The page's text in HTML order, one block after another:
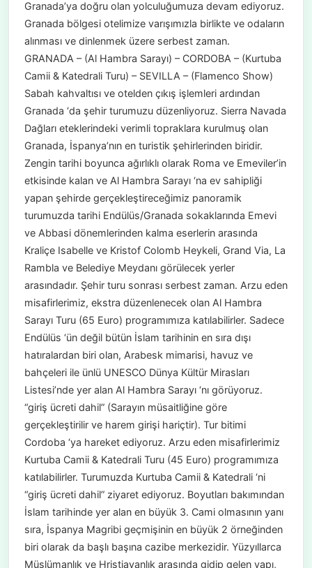
Granada’ya doğru olan yolculuğumuza devam ediyoruz.
Granada bölgesi otelimize varışımızla birlikte ve odaların
alınması ve dinlenmek üzere serbest zaman.
GRANADA – (Al Hambra Sarayı) – CORDOBA – (Kurtuba
Camii & Katedrali Turu) – SEVILLA – (Flamenco Show)
Sabah kahvaltısı ve otelden çıkış işlemleri ardından
Granada ‘da şehir turumuzu düzenliyoruz. Sierra Navada
Dağları eteklerindeki verimli topraklara kurulmuş olan
Granada, İspanya’nın en turistik şehirlerinden biridir.
Zengin tarihi boyunca ağırlıklı olarak Roma ve Emeviler’in
etkisinde kalan ve Al Hambra Sarayı ‘na ev sahipliği
yapan şehirde gerçekleştireceğimiz panoramik
turumuzda tarihi Endülüs/Granada sokaklarında Emevi
ve Abbasi dönemlerinden kalma eserlerin arasında
Kraliçe Isabelle ve Kristof Colomb Heykeli, Grand Via, La
Rambla ve Belediye Meydanı görülecek yerler
arasındadır. Şehir turu sonrası serbest zaman. Arzu eden
misafirlerimiz, ekstra düzenlenecek olan Al Hambra
Sarayı Turu (65 Euro) programımıza katılabilirler. Sadece
Endülüs ‘ün değil bütün İslam tarihinin en sıra dışı
hatıralardan biri olan, Arabesk mimarisi, havuz ve
bahçeleri ile ünlü UNESCO Dünya Kültür Mirasları
Listesi’nde yer alan Al Hambra Sarayı ‘nı görüyoruz.
“giriş ücreti dahil” (Sarayın müsaitliğine göre
gerçekleştirilir ve harem girişi hariçtir). Tur bitimi
Cordoba ‘ya hareket ediyoruz. Arzu eden misafirlerimiz
Kurtuba Camii & Katedrali Turu (45 Euro) programımıza
katılabilirler. Turumuzda Kurtuba Camii & Katedrali ‘ni
“giriş ücreti dahil” ziyaret ediyoruz. Boyutları bakımından
İslam tarihinde yer alan en büyük 3. Cami olmasının yanı
sıra, İspanya Magribi geçmişinin en büyük 2 örneğinden
biri olarak da başlı başına cazibe merkezidir. Yüzyıllarca
Müslümanlık ve Hristiayanlık arasında gidip gelen yapı,